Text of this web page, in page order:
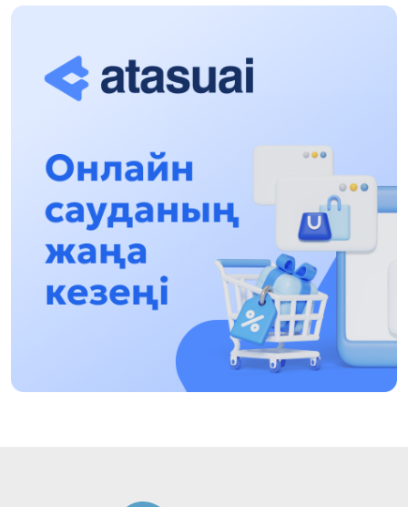
«Zań kerýeni» jobasy: Abaı oblysynda quqyqtyq
17:31, 31 Shilde 2026
13:13, 30 Shilde 2026
Asqat Asylbekov: Kúshti bılikke kúshti tulǵalar
kerek!
12:01, 28 Shilde 2026
Abzal Dostıar: Dýman Muhametkárimdi Almaty
túrmesine aýystyrýy múmkin
16:15, 27 Shilde 2026